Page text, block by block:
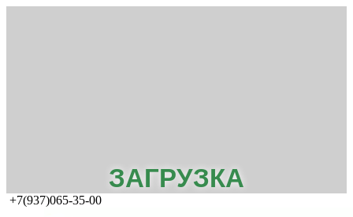
ЗАГРУЗКА
+7(937)065-35-00